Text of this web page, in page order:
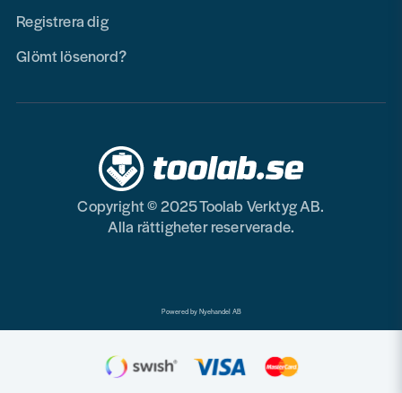
Registrera dig
Glömt lösenord?
Copyright © 2025 Toolab Verktyg AB.
Alla rättigheter reserverade.
Powered by Nyehandel AB